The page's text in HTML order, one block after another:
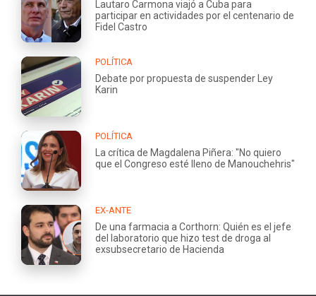
Lautaro Carmona viajó a Cuba para
participar en actividades por el centenario de
Fidel Castro
POLÍTICA
Debate por propuesta de suspender Ley
Karin
POLÍTICA
La crítica de Magdalena Piñera: "No quiero
que el Congreso esté lleno de Manouchehris"
EX-ANTE
De una farmacia a Corthorn: Quién es el jefe
del laboratorio que hizo test de droga al
exsubsecretario de Hacienda